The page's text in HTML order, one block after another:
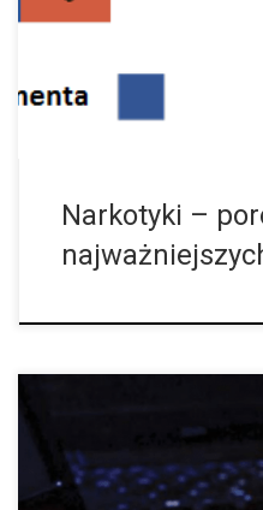
Narkotyki –
Egzystencja wielu dealerów